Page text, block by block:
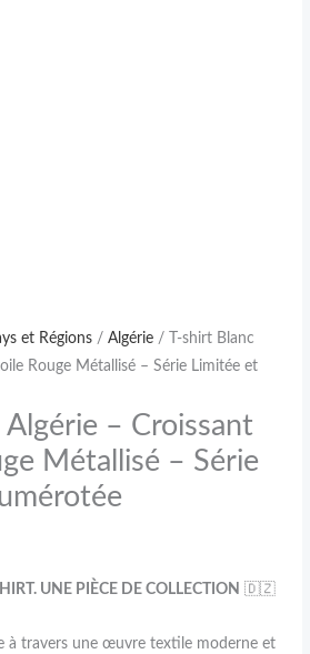
et Régions /Algérie / T-shirt Blanc
Rouge Métallisé – Série Limitée et
Algérie – Croissant
Métallisé – Série
UNE PIÈCE DE COLLECTION 🇩🇿
à travers une œuvre textile moderne et